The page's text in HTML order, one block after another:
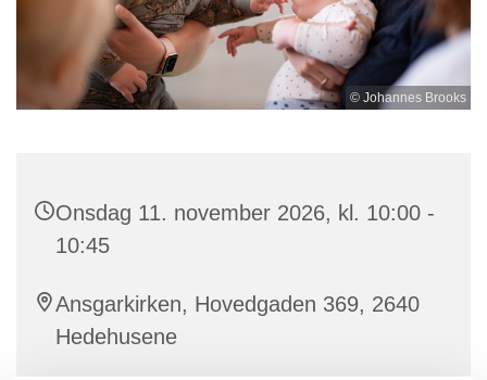
© Johannes Brooks
Onsdag 11. november 2026, kl. 10:00 -
10:45
Ansgarkirken, Hovedgaden 369, 2640
Hedehusene